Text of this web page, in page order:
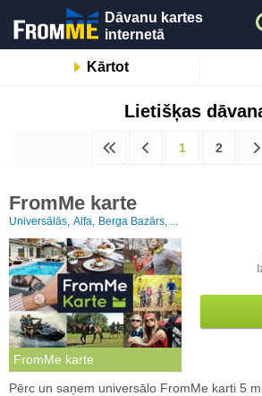
Dāvanu kartes
internetā
Kārtot
Lietišķas
1 2
FromMe karte
Universālās, Alfa, Berga Bazārs, ...
FromMe karte
Pērc un saņem universālo FromMe karti 5